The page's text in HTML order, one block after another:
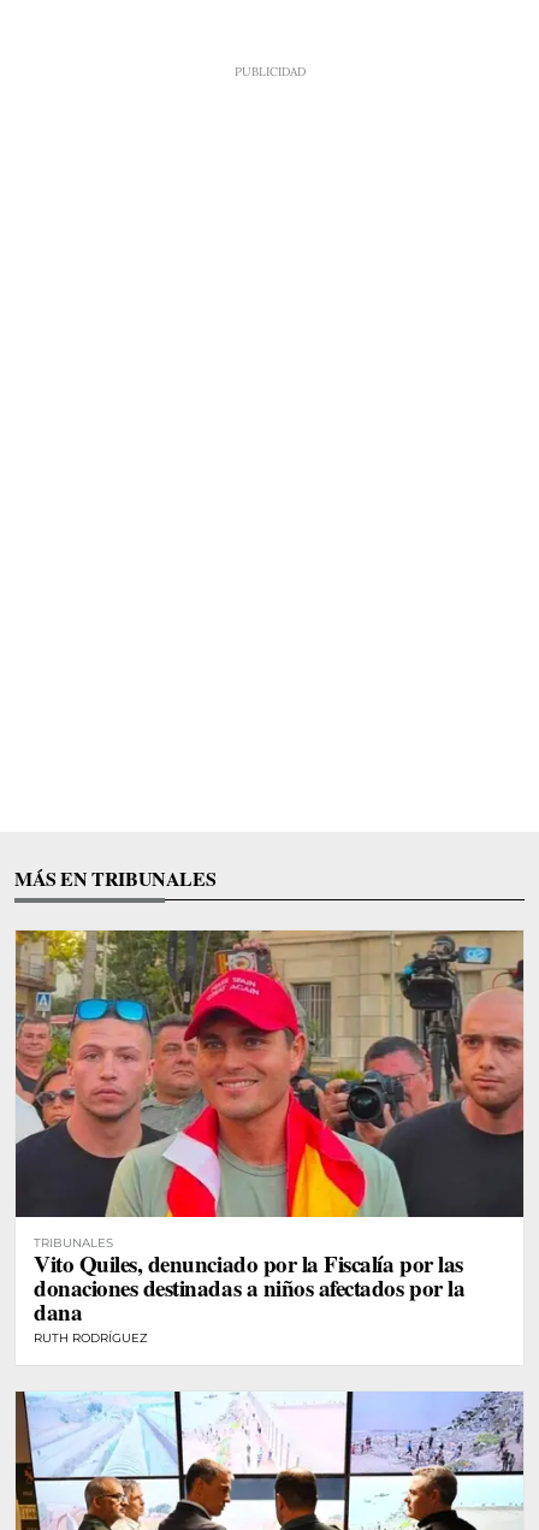
MÁS EN TRIBUNALES
TRIBUNALES
Vito Quiles, denunciado por la Fiscalía por las
donaciones destinadas a niños afectados por la
dana
RUTH RODRÍGUEZ